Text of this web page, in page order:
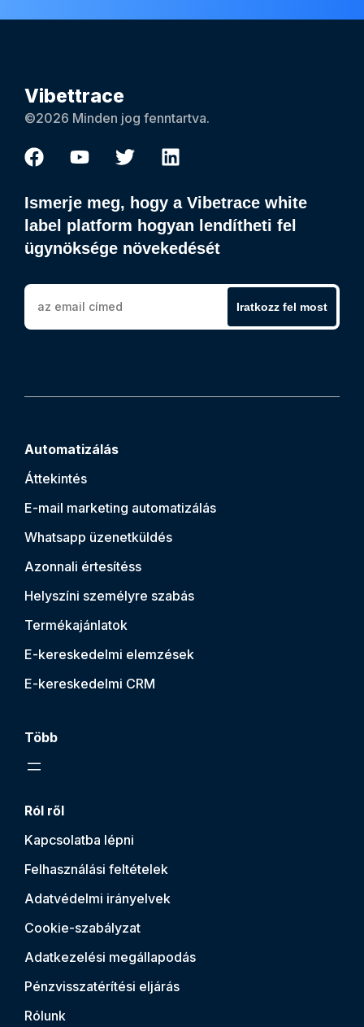
Vibettrace
©2026 Minden jog fenntartva.
Ismerje meg, hogy a Vibetrace white
label platform hogyan lendítheti fel
ügynöksége növekedését
Iratkozz fel most
Automatizálás
Áttekintés
E-mail marketing automatizálás
Whatsapp üzenetküldés
Azonnali értesítéss
Helyszíni személyre szabás
Termékajánlatok
E-kereskedelmi elemzések
E-kereskedelmi CRM
Több
Ról ről
Kapcsolatba lépni
Felhasználási feltételek
Adatvédelmi irányelvek
Cookie-szabályzat
Adatkezelési megállapodás
Pénzvisszatérítési eljárás
Rólunk